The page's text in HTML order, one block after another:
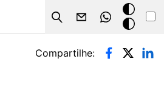
Search
Modo
escuro
Compartilhe: